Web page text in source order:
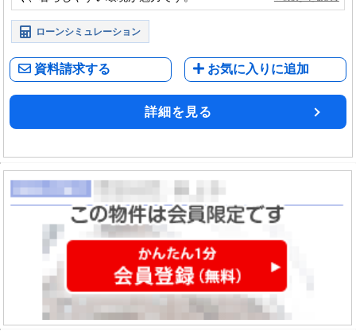
ローンシミュレーション
資料請求する お気に入りに追加
詳細を見る